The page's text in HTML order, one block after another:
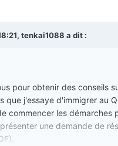
tenkai1088 a dit :
pour obtenir des conseils
que j'essaye d'immigrer au
commencer les démarches
une demande de